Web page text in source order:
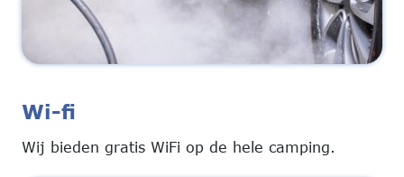
Wi-fi
Wij bieden gratis WiFi op de hele camping.